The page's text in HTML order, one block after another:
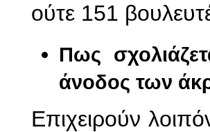
ούτε 151
Πως
άνοδος των
Επιχειρούν